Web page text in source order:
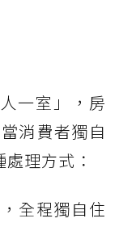
一室」，房
消費者獨自
理方式：
全程獨自住